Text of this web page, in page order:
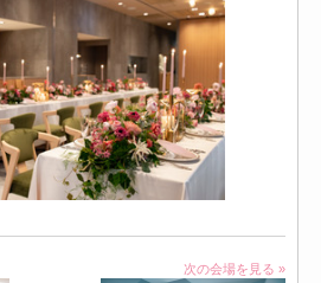
次の会場を見る »